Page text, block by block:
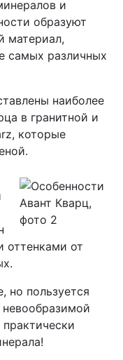
и
образуют
материал,
самых различных
наиболее
в гранитной и
которые
оттенками от
но пользуется